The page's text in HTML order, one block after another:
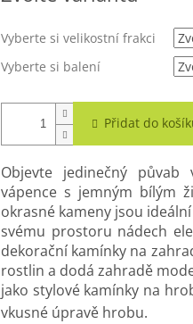
Vyberte si velikostní frakci
Vyberte si balení
Přidat do
Objevte jedinečný půvab
vápence s jemným bílým
okrasné kameny jsou
svému prostoru nádech
dekorační kamínky na
rostlin a dodá zahradě
jako stylové kamínky na
vkusné úpravě hrobu.